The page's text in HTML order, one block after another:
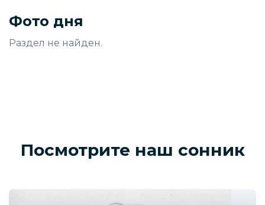
Фото дня
Раздел не найден.
Посмотрите наш сонник